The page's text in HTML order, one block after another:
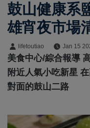
鼓山健康系
雄宵夜市場
lifetoutiao Jan 15
美食中心/綜合報導
附近人氣小吃新星
對面的鼓山二路